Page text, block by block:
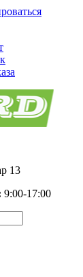
13
9:00-17:00